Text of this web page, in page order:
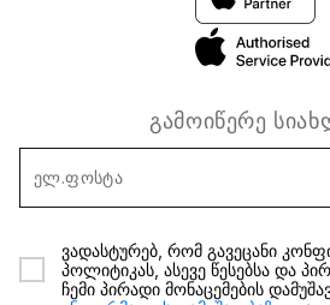
გამოიწერე
ელ.ფოსტა
ვადასტურებ, რომ გავეცანი
პოლიტიკას, ასევე წესებსა და
ჩემი პირადი მონაცემების